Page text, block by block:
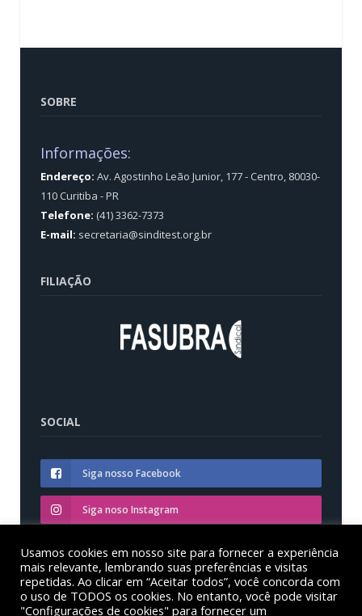
SOBRE
Informações:
Endereço: Av. Agostinho Leão Junior, 177 - Centro, 80030-
110 Curitiba - PR
Telefone: (41) 3362-7373
E-mail: secretaria@sinditest.org.br
FILIAÇÃO
SOCIAL
Siga nosso Facebook
Siga noso Instagram
Siga nosso YouTube
Usamos cookies em nosso site para fornecer a experiência
mais relevante, lembrando suas preferências e visitas
repetidas. Ao clicar em “Aceitar todos”, você concorda com
o uso de TODOS os cookies. No entanto, você pode visitar
"Configurações de cookies" para fornecer um